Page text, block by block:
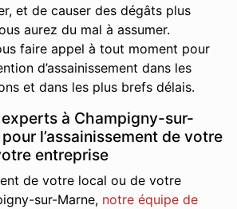
et de causer des dégâts plus
aurez du mal à assumer.
faire appel à tout moment pour
d’assainissement dans les
et dans les plus brefs délais.
à Champigny-sur-
l’assainissement de votre
entreprise
de votre local ou de votre
sur-Marne, notre équipe de